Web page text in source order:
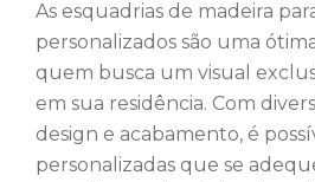
As esquadrias de madeira
personalizados são uma
quem busca um visual
em sua residência. Com
design e acabamento, é
personalizadas que se